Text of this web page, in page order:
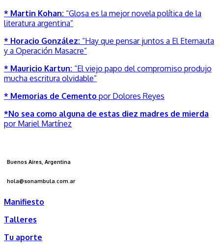
* Martin Kohan: “Glosa es la mejor novela política de la
literatura argentina”
* Horacio González: “Hay que pensar juntos a El Eternauta
y a Operación Masacre”
* Mauricio Kartun: “El viejo papo del compromiso produjo
mucha escritura olvidable”
* Memorias de Cemento por Dolores Reyes
*No sea como alguna de estas diez madres de mierda
por Mariel Martínez
Buenos Aires, Argentina
hola@sonambula.com.ar
Manifiesto
Talleres
Tu aporte